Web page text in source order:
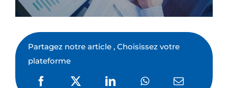
Partagez notre article , Choisissez votre
plateforme